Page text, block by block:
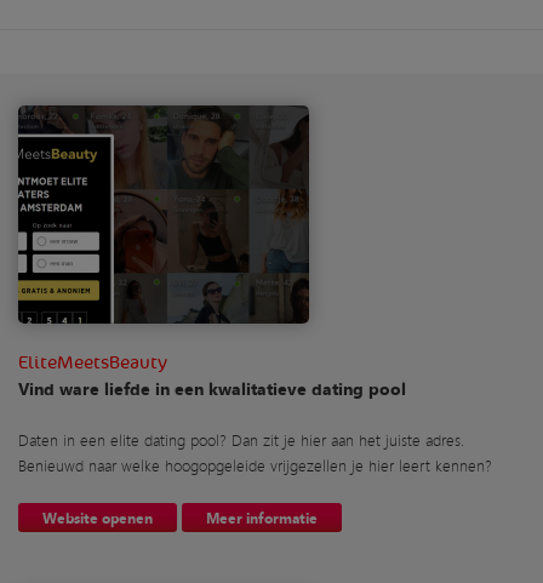
EliteMeetsBeauty
Vind ware liefde in een kwalitatieve dating pool
Daten in een elite dating pool? Dan zit je hier aan het juiste adres.
Benieuwd naar welke hoogopgeleide vrijgezellen je hier leert kennen?
Website openen Meer informatie